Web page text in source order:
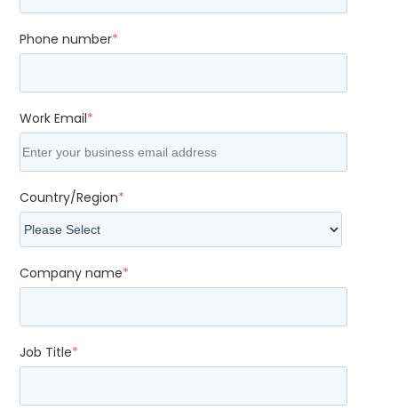
Phone number*
Work Email*
Country/Region*
Company name*
Job Title*